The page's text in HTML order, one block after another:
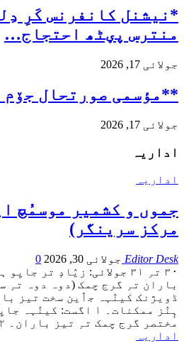
*نیشنل کانفرنس کَرِ
منترس پؠٹھ احتجاج…
جولائی 17, 2026
**مؤسمی صورتحال
جولائی 17, 2026
اداریہ
اداریہ
جموں و کشمیر موسمُچ
مرکز سرینگر)
Editor Desk جولائی 30, 2026
0
۳۰ تہِ ۳۱ جولائی: زیٛادٕ تر
باران تہِ گرج چمک (دوہ دوہ تہِ
ڈویژنک کینٛہہ جٲین سخت تیز
ہٕنٛز ممکنات۔
۱ اگست: کینٛہہ
مختصر گرج چمک تہِ تیز باران۔
۲
اداریہ